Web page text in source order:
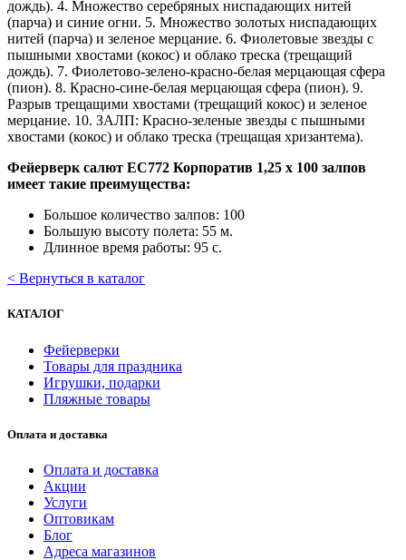
дождь). 4. Множество серебряных ниспадающих нитей
(парча) и синие огни. 5. Множество золотых ниспадающих
нитей (парча) и зеленое мерцание. 6. Фиолетовые звезды с
пышными хвостами (кокос) и облако треска (трещащий
дождь). 7. Фиолетово-зелено-красно-белая мерцающая сфера
(пион). 8. Красно-сине-белая мерцающая сфера (пион). 9.
Разрыв трещащими хвостами (трещащий кокос) и зеленое
мерцание. 10. ЗАЛП: Красно-зеленые звезды с пышными
хвостами (кокос) и облако треска (трещащая хризантема).
Фейерверк салют ЕС772 Корпоратив 1,25 х 100 залпов
имеет такие преимущества:
Большое количество залпов: 100
Большую высоту полета: 55 м.
Длинное время работы: 95 с.
< Вернуться в каталог
КАТАЛОГ
Фейерверки
Товары для праздника
Игрушки, подарки
Пляжные товары
Оплата и доставка
Оплата и доставка
Акции
Услуги
Оптовикам
Блог
Адреса магазинов